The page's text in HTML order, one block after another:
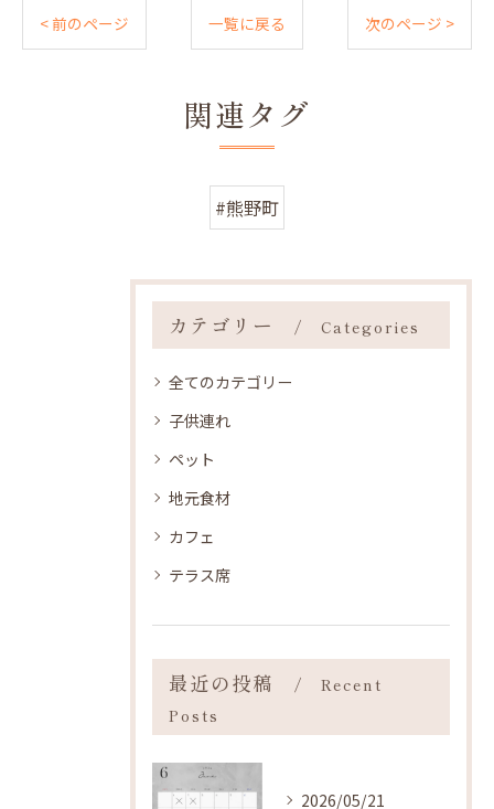
< 前のページ 一覧に戻る 次のページ >
関連タグ
#熊野町
カテゴリー Categories
全てのカテゴリー
子供連れ
ペット
地元食材
カフェ
テラス席
最近の投稿
Recent
Posts
2026/05/21